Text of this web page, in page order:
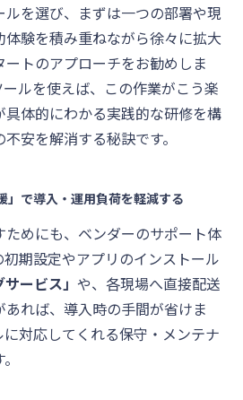
を選び、まずは一つの部署や現
験を積み重ねながら徐々に拡大
ートのアプローチをお勧めしま
ルを使えば、この作業がこう楽
具体的にわかる実践的な研修を構
安を解消する秘訣です。
」で導入・運用負荷を軽減する
ためにも、ベンダーのサポート体
期設定やアプリのインストール
ービス」 や、各現場へ直接配送
あれば、導入時の手間が省けま
対応してくれる保守・メンテナ